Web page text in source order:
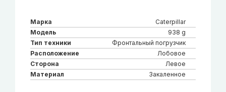
Марка
Caterpillar
Модель
938 g
Тип техники
Фронтальный погрузчик
Расположение
Лобовое
Сторона
Левое
Материал
Закаленное